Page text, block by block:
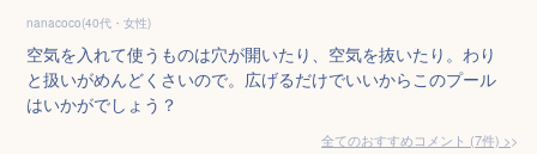
nanacoco(40代・女性)
空気を入れて使うものは穴が開いたり、空気を抜いたり。わり
と扱いがめんどくさいので。広げるだけでいいからこのプール
はいかがでしょう？
全てのおすすめコメント (7件) >